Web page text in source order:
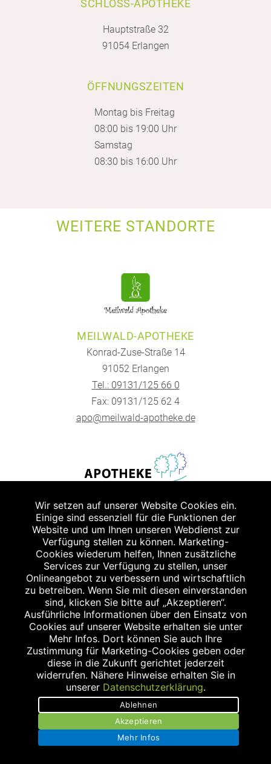
SCHLOSS-APOTHEKE
Hauptstraße 32
91054 Erlangen
ÖFFNUNGSZEITEN
Montag bis Freitag
08:00 bis 19:00 Uhr
Samstag
08:30 bis 16:00 Uhr
WEITERE STANDORTE
MEILWALD-APOTHEKE
Konrad-Zuse-Straße 14
91052 Erlangen
Tel.: 09131/125 66 0
Fax: 09131/125 62 4
apo@meilwald-apotheke.de
APOTHEKE AM ULMENWEG
Ulmenweg 17
91054 Erlangen
Tel.: 09131/1253070
Fax: 09131/1253080
info@apotheke-am-ulmenweg.de
KOLIBRI-APOTHEKE
Allee am Röthelheimpark 15
91052 Erlangen
Tel.: 09131/920 29 30
Wir setzen auf unserer Website Cookies ein.
Einige sind essenziell für die Funktionen der
Website und um Ihnen unseren Webdienst zur
Verfügung stellen zu können. Marketing-
Cookies wiederum helfen, Ihnen zusätzliche
Services zur Verfügung zu stellen, unser
Onlineangebot zu verbessern und wirtschaftlich
zu betreiben. Wenn Sie mit diesen einverstanden
sind, klicken Sie bitte auf „Akzeptieren“.
Ausführliche Informationen über den Einsatz von
Cookies auf unserer Website erhalten sie unter
Mehr Infos. Dort können Sie auch Ihre
Zustimmung für Marketing-Cookies geben oder
diese in die Zukunft gerichtet jederzeit
widerrufen. Nähere Hinweise erhalten Sie in
unserer Datenschutzerklärung.
Ablehnen
Akzeptieren
Mehr Infos